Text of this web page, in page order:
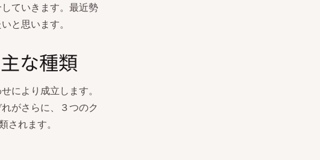
ていきます。最近勢
と思います。
な種類
により成立します。
がさらに、３つのク
れます。